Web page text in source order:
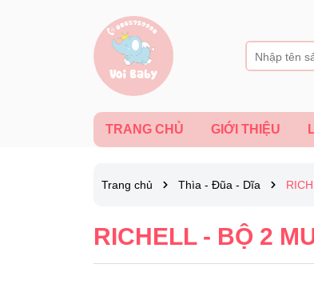
TRANG CHỦ GIỚI THIỆU
Trang chủ Thìa - Đũa - Dĩa
RICHELL - BỘ 2